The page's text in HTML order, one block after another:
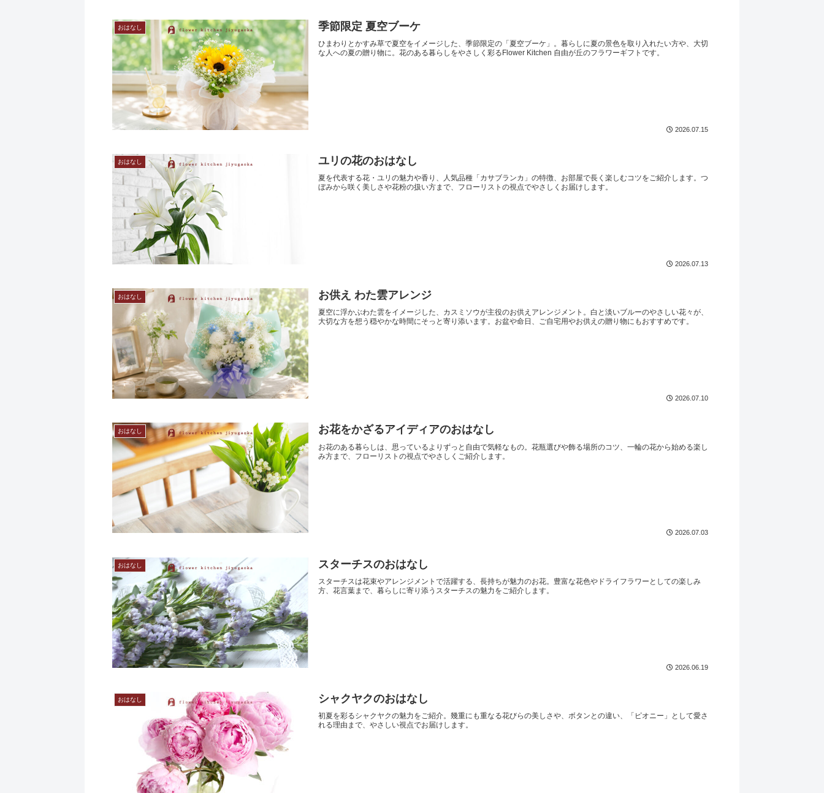
おはなし 季節限定 夏空ブーケ
ひまわりとかすみ草で夏空をイメージした、季節限定の「夏空ブーケ」。暮らしに夏の景色を取り入れたい方や、大切
な人への夏の贈り物に。花のある暮らしをやさしく彩るFlower Kitchen 自由が丘のフラワーギフトです。
2026.07.15
おはなし ユリの花のおはなし
夏を代表する花・ユリの魅力や香り、人気品種「カサブランカ」の特徴、お部屋で長く楽しむコツをご紹介します。つ
ぼみから咲く美しさや花粉の扱い方まで、フローリストの視点でやさしくお届けします。
2026.07.13
おはなし お供え わた雲アレンジ
夏空に浮かぶわた雲をイメージした、カスミソウが主役のお供えアレンジメント。白と淡いブルーのやさしい花々が、
大切な方を想う穏やかな時間にそっと寄り添います。お盆や命日、ご自宅用やお供えの贈り物にもおすすめです。
2026.07.10
おはなし お花をかざるアイディアのおはなし
お花のある暮らしは、思っているよりずっと自由で気軽なもの。花瓶選びや飾る場所のコツ、一輪の花から始める楽し
み方まで、フローリストの視点でやさしくご紹介します。
2026.07.03
おはなし スターチスのおはなし
スターチスは花束やアレンジメントで活躍する、長持ちが魅力のお花。豊富な花色やドライフラワーとしての楽しみ
方、花言葉まで、暮らしに寄り添うスターチスの魅力をご紹介します。
2026.06.19
おはなし シャクヤクのおはなし
初夏を彩るシャクヤクの魅力をご紹介。幾重にも重なる花びらの美しさや、ボタンとの違い、「ピオニー」として愛さ
れる理由まで、やさしい視点でお届けします。